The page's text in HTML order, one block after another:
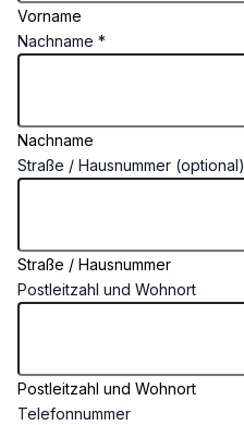
Vorname
Nachname *
Nachname
Straße / Hausnummer (optional)
Straße / Hausnummer
Postleitzahl und Wohnort
Postleitzahl und Wohnort
Telefonnummer